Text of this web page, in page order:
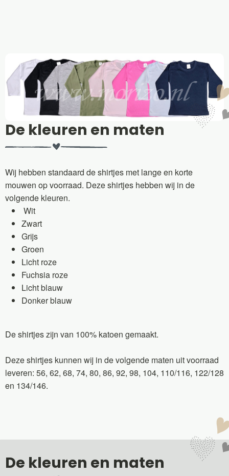
De kleuren en maten
Wij hebben standaard de shirtjes met lange en korte
mouwen op voorraad. Deze shirtjes hebben wij in de
volgende kleuren.
Wit
Zwart
Grijs
Groen
Licht roze
Fuchsia roze
Licht blauw
Donker blauw
De shirtjes zijn van 100% katoen gemaakt.
Deze shirtjes kunnen wij in de volgende maten uit voorraad
leveren: 56, 62, 68, 74, 80, 86, 92, 98, 104, 110/116, 122/128
en 134/146.
De kleuren en maten